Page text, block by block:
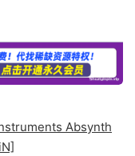
Absynth